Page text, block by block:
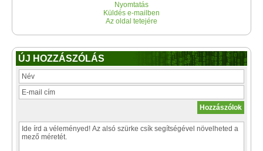
Nyomtatás
Küldés e-mailben
Az oldal tetejére
ÚJ HOZZÁSZÓLÁS